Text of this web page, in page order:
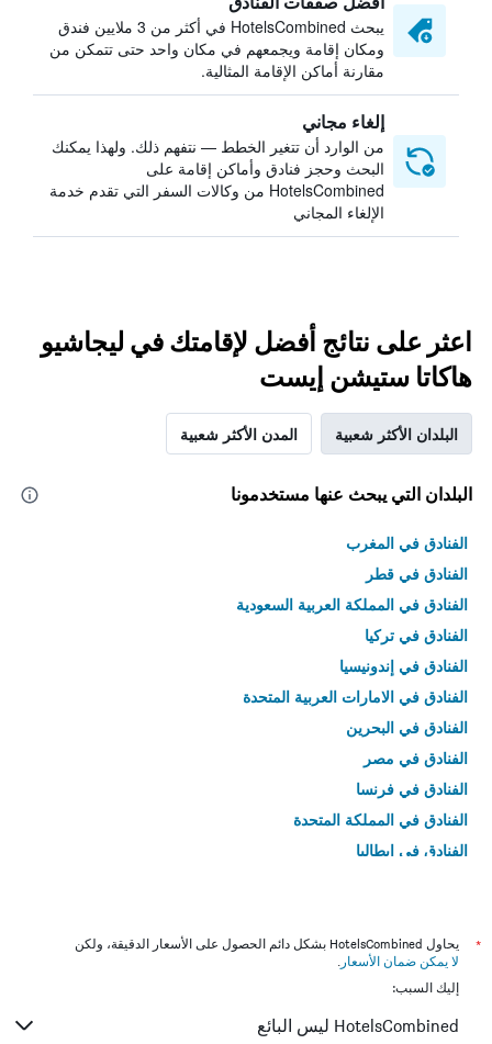
يبحث HotelsCombined في أكثر من 3 ملايين فندق
ومكان إقامة ويجمعهم في مكان واحد حتى تتمكن من
مقارنة أماكن الإقامة المثالية.
إلغاء مجاني
من الوارد أن تتغير الخطط — نتفهم ذلك. ولهذا يمكنك
البحث وحجز فنادق وأماكن إقامة على
HotelsCombined من وكالات السفر التي تقدم خدمة
الإلغاء المجاني
اعثر على نتائج أفضل لإقامتك في ليجاشيو
هاكاتا ستيشن إيست
البلدان الأكثر شعبية المدن الأكثر شعبية
البلدان التي يبحث عنها مستخدمونا
الفنادق في المغرب
الفنادق في قطر
الفنادق في المملكة العربية السعودية
الفنادق في تركيا
الفنادق في إندونيسيا
الفنادق في الامارات العربية المتحدة
الفنادق في البحرين
الفنادق في مصر
الفنادق في فرنسا
الفنادق في المملكة المتحدة
الفنادق في إيطاليا
*
يحاول HotelsCombined بشكل دائم الحصول على الأسعار الدقيقة، ولكن
لا يمكن ضمان الأسعار .
إليك السبب:
HotelsCombined ليس البائع